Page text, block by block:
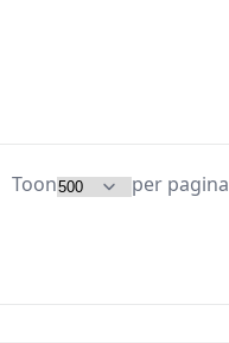
Toon per pagina